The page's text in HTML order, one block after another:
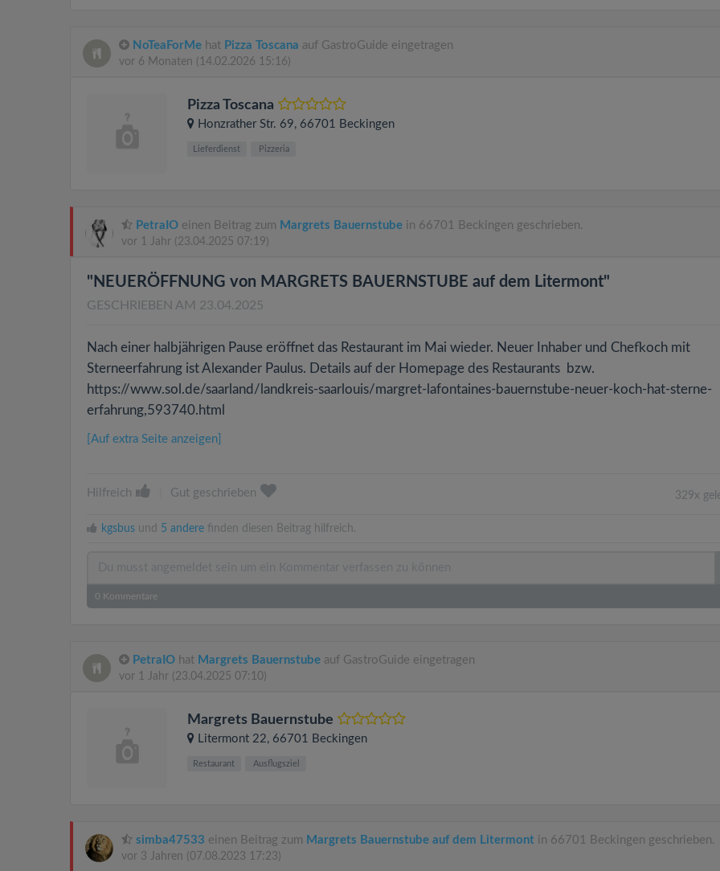
NoTeaForMe hat Pizza Toscana auf GastroGuide eingetragen
vor 6 Monaten (14.02.2026 15:16)
Pizza Toscana
Honzrather Str. 69, 66701 Beckingen
Lieferdienst Pizzeria
PetraIO einen Beitrag zum Margrets Bauernstube in 66701 Beckingen geschrieben.
vor 1 Jahr (23.04.2025 07:19)
"NEUERÖFFNUNG von MARGRETS BAUERNSTUBE auf dem Litermont"
GESCHRIEBEN AM 23.04.2025
Nach einer halbjährigen Pause eröffnet das Restaurant im Mai wieder. Neuer Inhaber und Chefkoch mit
Sterneerfahrung ist Alexander Paulus. Details auf der Homepage des Restaurants bzw.
https://www.sol.de/saarland/landkreis-saarlouis/margret-lafontaines-bauernstube-neuer-koch-hat-sterne-
erfahrung,593740.html
[Auf extra Seite anzeigen]
Hilfreich Gut geschrieben 329x
kgsbus und 5 andere finden diesen Beitrag hilfreich.
0 Kommentare
PetraIO hat Margrets Bauernstube auf GastroGuide eingetragen
vor 1 Jahr (23.04.2025 07:10)
Margrets Bauernstube
Litermont 22, 66701 Beckingen
Restaurant Ausflugsziel
simba47533 einen Beitrag zum Margrets Bauernstube auf dem Litermont in 66701 Beckingen geschrieben.
vor 3 Jahren (07.08.2023 17:23)